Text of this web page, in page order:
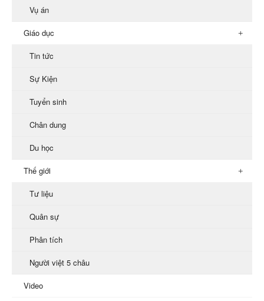
Vụ án
Giáo dục
Tin tức
Sự Kiện
Tuyển sinh
Chân dung
Du học
Thế giới
Tư liệu
Quân sự
Phân tích
Người việt 5 châu
Video